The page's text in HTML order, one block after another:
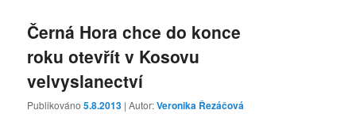
Černá Hora chce do konce
roku otevřít v Kosovu
velvyslanectví
Publikováno5.8.2013 | Autor:Veronika Řezáčová